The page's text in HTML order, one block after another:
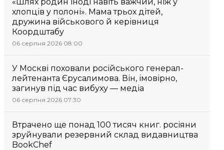
хлопців у полоні». Мама трьох дітей,
дружина військового й керівниця
Коордштабу
06 серпня 2026 08:00
У Москві поховали російського генерал-
лейтенанта Єрусалимова. Він, імовірно,
загинув під час вибуху — медіа
06 серпня 2026 07:30
Втрачено ще понад 100 тисяч книг. росіяни
зруйнували резервний склад видавництва
BookChef